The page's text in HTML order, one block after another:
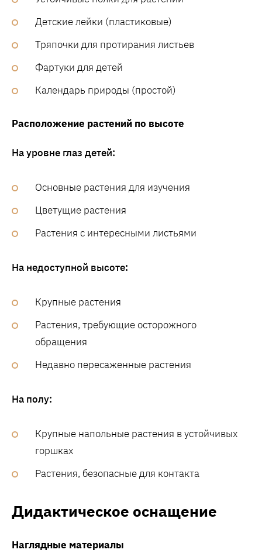
Детские лейки (пластиковые)
Тряпочки для протирания листьев
Фартуки для детей
Календарь природы (простой)
Расположение растений по высоте
На уровне глаз детей:
Основные растения для изучения
Цветущие растения
Растения с интересными листьями
На недоступной высоте:
Крупные растения
Растения, требующие осторожного
обращения
Недавно пересаженные растения
На полу:
Крупные напольные растения в устойчивых
горшках
Растения, безопасные для контакта
Дидактическое оснащение
Наглядные материалы